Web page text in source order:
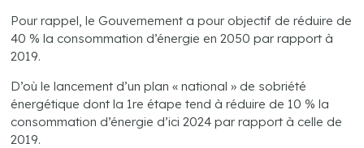
Pour rappel, le Gouvernement a pour objectif de réduire de
40 % la consommation d’énergie en 2050 par rapport à
2019.
D’où le lancement d’un plan « national » de sobriété
énergétique dont la 1re étape tend à réduire de 10 % la
consommation d’énergie d’ici 2024 par rapport à celle de
2019.